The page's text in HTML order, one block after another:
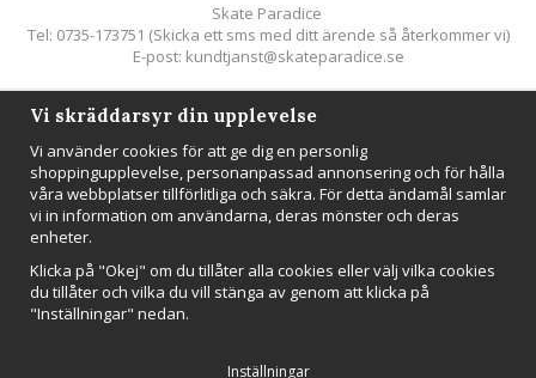
Skate Paradice
Tel: 0735-173751 (Skicka ett sms med ditt ärende så återkommer vi)
E-post: kundtjanst@skateparadice.se
Följ oss
Anmäl mig
Vi skräddarsyr din upplevelse
Vi använder cookies för att ge dig en personlig
shoppingupplevelse, personanpassad annonsering och för hålla
våra webbplatser tillförlitliga och säkra. För detta ändamål samlar
vi in information om användarna, deras mönster och deras
enheter.
Klicka på "Okej" om du tillåter alla cookies eller välj vilka cookies
du tillåter och vilka du vill stänga av genom att klicka på
"Inställningar" nedan.
Inställningar